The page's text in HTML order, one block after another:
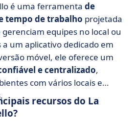
é uma ferramenta de
tempo de trabalho projetada
equipes no local ou
um aplicativo dedicado em
móvel, ele oferece um
e centralizado,
com vários locais e
recursos do La